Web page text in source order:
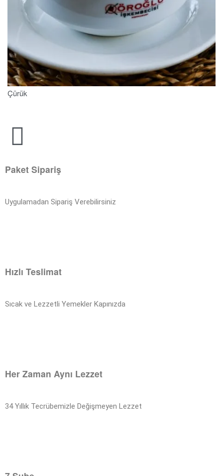
Çürük
Paket Sipariş
Uygulamadan Sipariş Verebilirsiniz
Hızlı Teslimat
Sıcak ve Lezzetli Yemekler Kapınızda
Her Zaman Aynı Lezzet
34 Yıllık Tecrübemizle Değişmeyen Lezzet